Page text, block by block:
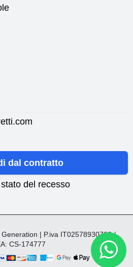
dal contratto
del recesso
| P.iva IT02578930782 /
CS-174777